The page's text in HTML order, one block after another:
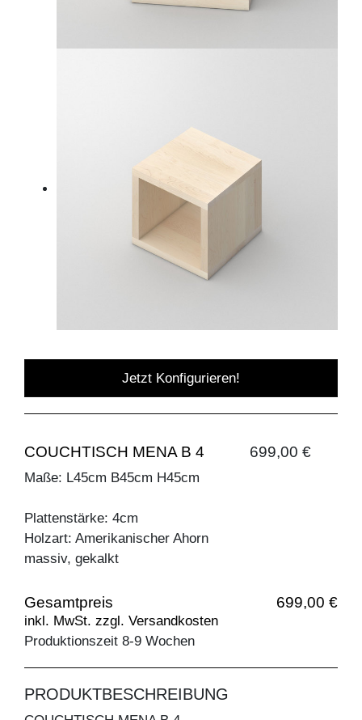
Jetzt Konfigurieren!
COUCHTISCH MENA B 4 699,00 €
Maße: L45cm B45cm H45cm
Plattenstärke: 4cm
Holzart: Amerikanischer Ahorn
massiv, gekalkt
Gesamtpreis 699,00 €
inkl. MwSt. zzgl. Versandkosten
Produktionszeit 8-9 Wochen
PRODUKTBESCHREIBUNG